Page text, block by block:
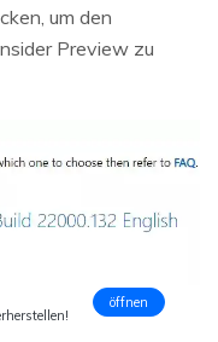
um den
Preview zu
öffnen